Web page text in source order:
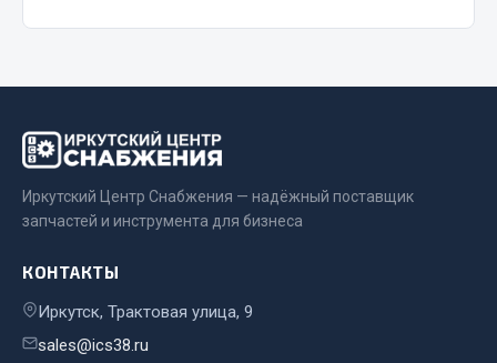
Кольца уплотнительные
Лента конвейерная
Манжеты
Паронит
Прокладки
Рукава высокого давления
Иркутский Центр Снабжения — надёжный поставщик
запчастей и инструмента для бизнеса
КОНТАКТЫ
Иркутск, Трактовая улица, 9
sales@ics38.ru